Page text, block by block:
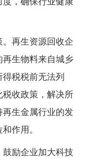
再生资源回收企
生物料来自城乡
税税前无法列
收政策，解决所
生金属行业的发
作用。
励企业加大科技